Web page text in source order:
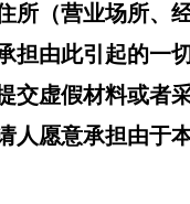
所（营业场所
由此引起的一切
交虚假材料或
愿意承担由于